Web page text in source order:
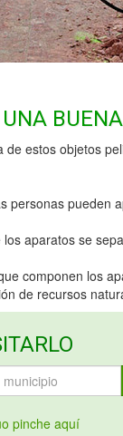
de estos objetos
personas pueden
aparatos se
componen los
de recursos
pinche aquí